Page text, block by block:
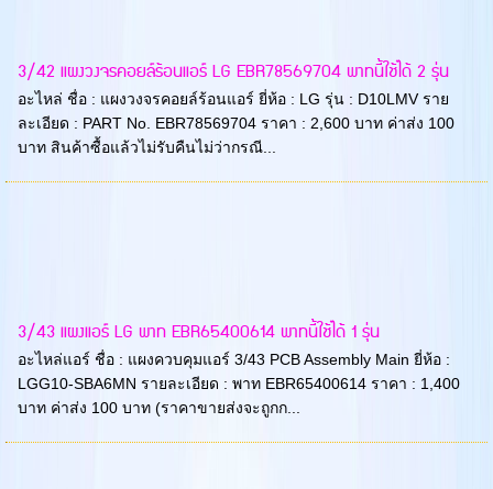
3/42 แผงวงจรคอยล์ร้อนแอร์ LG EBR78569704 พาทนี้ใช้ได้ 2 รุ่น
อะไหล่ ชื่อ : แผงวงจรคอยล์ร้อนแอร์ ยี่ห้อ : LG รุ่น : D10LMV ราย
ละเอียด : PART No. EBR78569704 ราคา : 2,600 บาท ค่าส่ง 100
บาท สินค้าซื้อแล้วไม่รับคืนไม่ว่ากรณี...
3/43 แผงแอร์ LG พาท EBR65400614 พาทนี้ใช้ได้ 1 รุ่น
อะไหล่แอร์ ชื่อ : แผงควบคุมแอร์ 3/43 PCB Assembly Main ยี่ห้อ :
LGG10-SBA6MN รายละเอียด : พาท EBR65400614 ราคา : 1,400
บาท ค่าส่ง 100 บาท (ราคาขายส่งจะถูกก...